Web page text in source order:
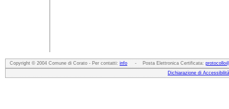
Copyright © 2004 Comune di Corato - Per contatti:info- Posta Elettronica Certificata:
Dichiarazione di Accessibilità